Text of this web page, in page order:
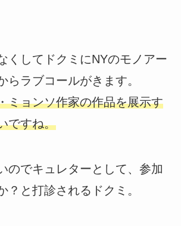
くしてドクミにNYのモノアー
らラブコールがきます。
ミョンソ作家の作品を展示す
ですね。
のでキュレターとして、参加
？と打診されるドクミ。